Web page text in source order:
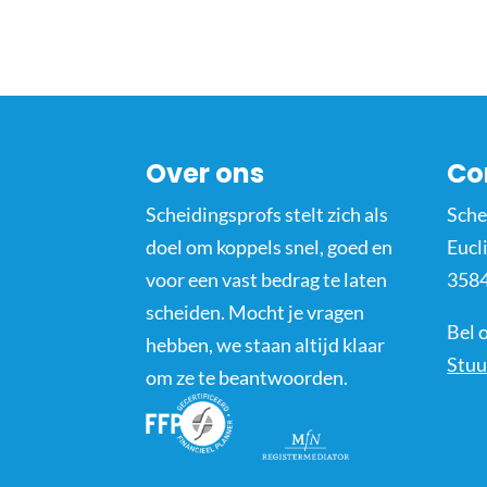
Over ons
Scheidingsprofs stelt zich als
doel om koppels snel, goed en
voor een vast bedrag te laten
scheiden. Mocht je vragen
hebben, we staan altijd klaar
om ze te beantwoorden.
Bel